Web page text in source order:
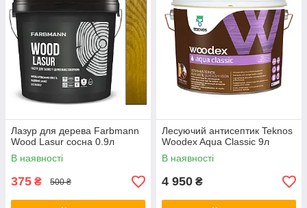
Лазур для дерева Farbmann
Wood Lasur сосна 0.9л
В наявності
375 ₴ 500 ₴
Лесуючий антисептик Teknos
Woodex Aqua Classic 9л
В наявності
4 950 ₴